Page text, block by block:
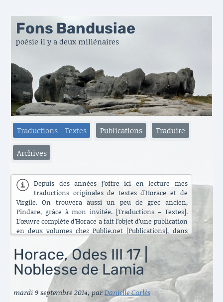
Fons Bandusiae
poésie il y a deux millénaires
Traductions - Textes Publications Traduire
Archives
Depuis des années j’offre ici en lecture mes
traductions originales de textes d’Horace et de
Virgile. On trouvera aussi un peu de grec ancien,
Pindare, grâce à mon invitée. [Traductions – Textes].
L’œuvre complète d’Horace a fait l’objet d’une publication
en deux volumes chez Publie.net [Publications], dans
encore d’autres traductions que celles que vous pouvez
lire ici. C’est maintenant l’Énéide qui est chantier. Le
besoin de mettre ma longue pratique en perspective
s’est accru ces dernières années [Traduire]. La rubrique
est nouvelle. Elle va s’enrichir peu à peu. Il y a aussi de
belles surprises, des échanges contemporains et des
haïku en latin sous le titre austère des [Archives].
Horace, Odes III 17 |
Noblesse de Lamia
mardi 9 septembre 2014,parDanielle Carlès